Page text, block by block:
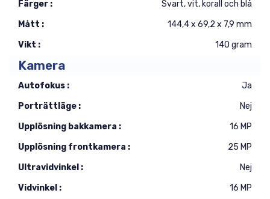
Färger :
Svart, vit, korall och blå
Mått :
144,4 x 69,2 x 7,9 mm
Vikt :
140 gram
Kamera
Autofokus :
Ja
Porträttläge :
Nej
Upplösning bakkamera :
16 MP
Upplösning frontkamera :
25 MP
Ultravidvinkel :
Nej
Vidvinkel :
16 MP